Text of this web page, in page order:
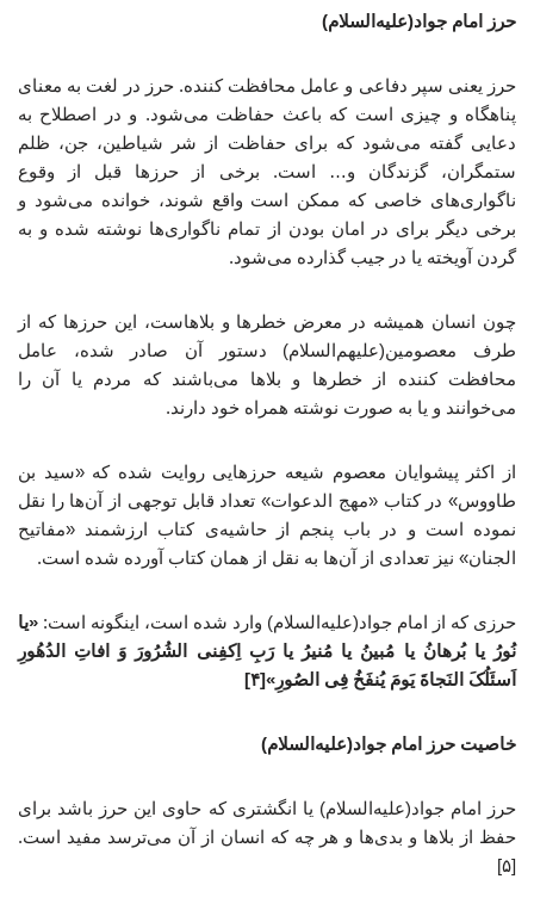
حرز امام جواد(علیه‌السلام)
حرز یعنی سپر دفاعی و عامل محافظت کننده. حرز در لغت به معنای
پناهگاه و چیزی است که باعث حفاظت می‌شود. و در اصطلاح به
دعایی گفته می‌شود که برای حفاظت از شر شیاطین، جن، ظلم
ستمگران، گزندگان و… است. برخی از حرزها قبل از وقوع
ناگواری‌های خاصی که ممکن است واقع شوند، خوانده می‌شود و
برخی دیگر برای در امان بودن از تمام ناگواری‌ها نوشته شده و به
گردن آویخته یا در جیب گذارده می‌شود.
چون انسان همیشه در معرض خطرها و بلاهاست، این حرزها که از
طرف معصومین(علیهم‌السلام) دستور آن صادر شده، عامل
محافظت کننده از خطرها و بلاها می‌باشند که مردم یا آن را
می‌خوانند و یا به صورت نوشته همراه خود دارند.
از اکثر پیشوایان معصوم شیعه حرزهایی روایت شده که «سید بن
طاووس» در کتاب «مهج الدعوات» تعداد قابل توجهی از آن‌ها را نقل
نموده است و در باب پنجم از حاشیه‌ی کتاب ارزشمند «مفاتیح
الجنان» نیز تعدادی از آن‌ها به نقل از همان کتاب آورده شده است.
حرزی که از امام جواد(علیه‌السلام) وارد شده است، اینگونه است: «یا
نُورُ یا بُرهانُ یا مُبینُ یا مُنیرُ یا رَبِ اِکفِنی الشُرُورَ وَ افاتِ الدُهُورِ
اَسئَلُکَ النَجاةَ یَومَ یُنفَخُ فِی الصُورِ»[۴]
خاصیت حرز امام جواد(علیه‌السلام)
حرز امام جواد(علیه‌السلام) یا انگشتری که حاوی این حرز باشد برای
حفظ از بلاها و بدی‌ها و هر چه که انسان از آن می‌ترسد مفید است.
[۵]